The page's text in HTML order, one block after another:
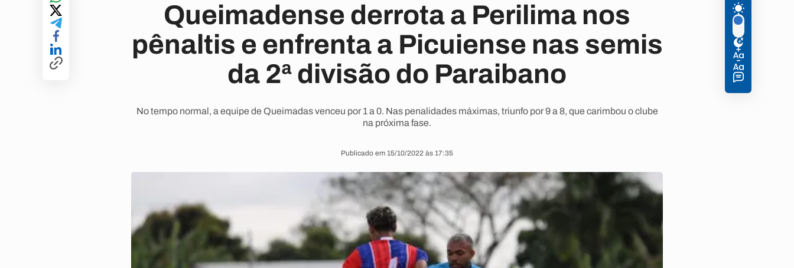
Queimadense derrota a Perilima nos
pênaltis e enfrenta a Picuiense nas semis
da 2ª divisão do Paraibano
No tempo normal, a equipe de Queimadas venceu por 1 a 0. Nas penalidades máximas, triunfo por 9 a 8, que carimbou o clube
na próxima fase.
Publicado em 15/10/2022 às 17:35